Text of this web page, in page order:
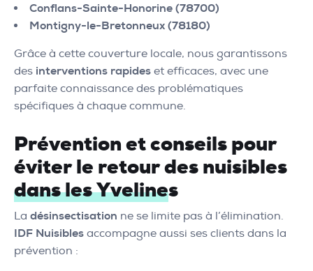
Conflans-Sainte-Honorine (78700)
Montigny-le-Bretonneux (78180)
Grâce à cette couverture locale, nous garantissons
des interventions rapides et efficaces, avec une
parfaite connaissance des problématiques
spécifiques à chaque commune.
Prévention et conseils pour
éviter le retour des nuisibles
dans les Yvelines
La désinsectisation ne se limite pas à l’élimination.
IDF Nuisibles accompagne aussi ses clients dans la
prévention :